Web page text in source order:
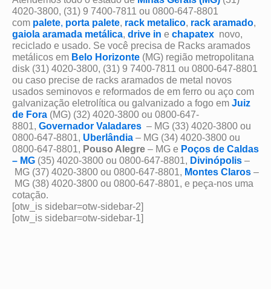
4020-3800, (31) 9 7400-7811 ou 0800-647-8801
com palete, porta palete, rack metalico, rack aramado,
gaiola aramada metálica, drive in e chapatex novo,
reciclado e usado. Se você precisa de Racks aramados
metálicos em Belo Horizonte (MG) região metropolitana
disk (31) 4020-3800, (31) 9 7400-7811 ou 0800-647-8801
ou caso precise de racks aramados de metal novos
usados seminovos e reformados de em ferro ou aço com
galvanização eletrolítica ou galvanizado a fogo em Juiz
de Fora (MG) (32) 4020-3800 ou 0800-647-
8801, Governador Valadares – MG (33) 4020-3800 ou
0800-647-8801, Uberlândia – MG (34) 4020-3800 ou
0800-647-8801, Pouso Alegre – MG e Poços de Caldas
– MG (35) 4020-3800 ou 0800-647-8801, Divinópolis –
MG (37) 4020-3800 ou 0800-647-8801, Montes Claros –
MG (38) 4020-3800 ou 0800-647-8801, e peça-nos uma
cotação.
[otw_is sidebar=otw-sidebar-2]
[otw_is sidebar=otw-sidebar-1]